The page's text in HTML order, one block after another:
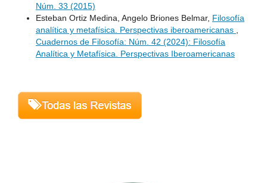
Núm. 33 (2015)
Esteban Ortiz Medina, Angelo Briones Belmar, Filosofía
analítica y metafísica. Perspectivas iberoamericanas ,
Cuadernos de Filosofía: Núm. 42 (2024): Filosofía
Analítica y Metafísica. Perspectivas Iberoamericanas